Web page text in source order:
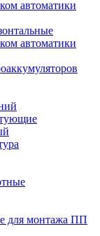
автоматики
автоматики
для монтажа ПП